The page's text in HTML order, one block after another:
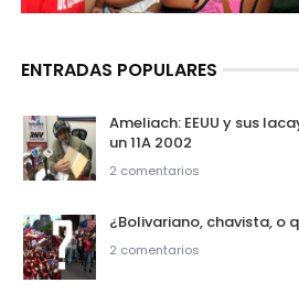
ENTRADAS POPULARES
Ameliach: EEUU y sus
un 11A 2002
2 comentarios
¿Bolivariano, chavista, o
2 comentarios